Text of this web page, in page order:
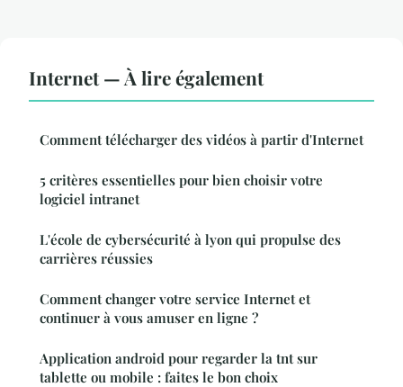
Internet — À lire également
Comment télécharger des vidéos à partir d'Internet
5 critères essentielles pour bien choisir votre
logiciel intranet
L'école de cybersécurité à lyon qui propulse des
carrières réussies
Comment changer votre service Internet et
continuer à vous amuser en ligne ?
Application android pour regarder la tnt sur
tablette ou mobile : faites le bon choix